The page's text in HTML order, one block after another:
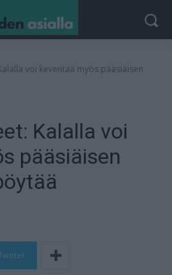
voi keventää myös pääsiäisen
Kalalla voi
pääsiäisen